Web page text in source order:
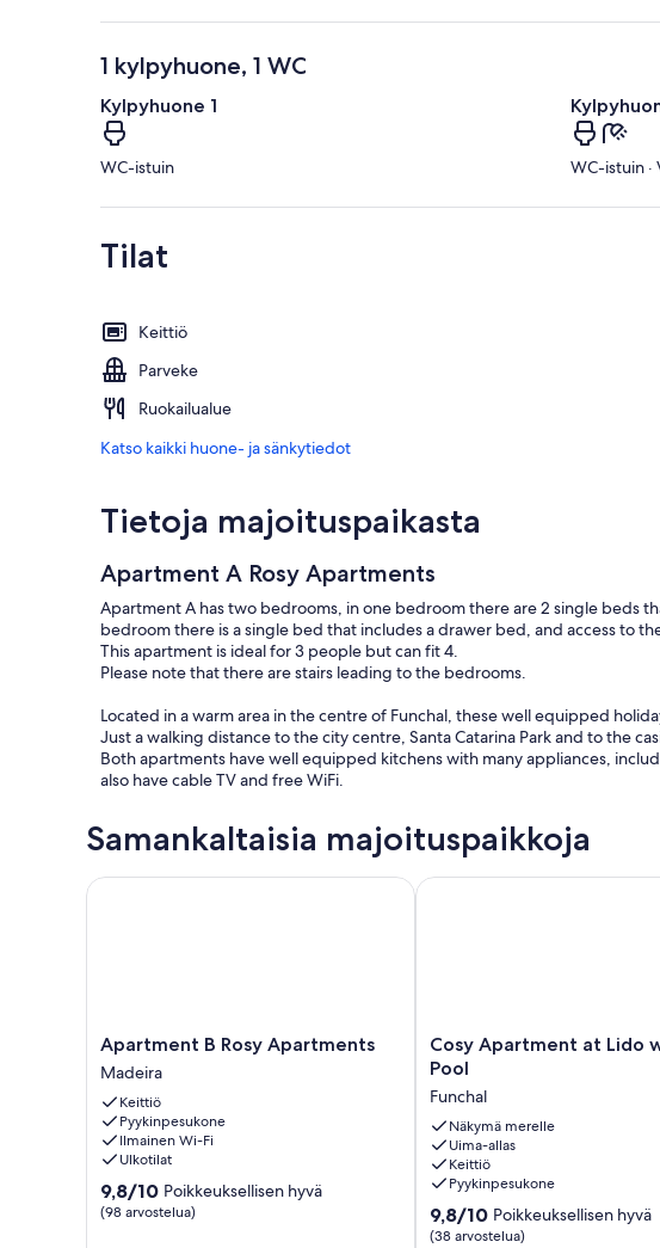
1 kylpyhuone, 1 WC
Kylpyhuone 1
WC-istuin WC-istuin ·
Tilat
Keittiö
Parveke
Ruokailualue
Katso kaikki huone- ja sänkytiedot
Tietoja majoituspaikasta
Apartment A Rosy Apartments
Apartment A has two bedrooms, in one bedroom there are 2 single beds
bedroom there is a single bed that includes a drawer bed, and access to
This apartment is ideal for 3 people but can fit 4.
Please note that there are stairs leading to the bedrooms.
Located in a warm area in the centre of Funchal, these well equipped
Just a walking distance to the city centre, Santa Catarina Park and to the
Both apartments have well equipped kitchens with many appliances,
also have cable TV and free WiFi.
Samankaltaisia majoituspaikkoja
Apartment
B
Rosy
Apartments
Madeira
Apartment B Rosy Apartments
Madeira
Keittiö
Pyykinpesukone
Ilmainen Wi-Fi
Ulkotilat
9.8
kautta
9,8/10 Poikkeuksellisen hyvä
(98 arvostelua)
Apartment B Rosy Apartments
Cosy
Apartment
Lido
with
Pool
Funchal
Cosy Apartment at Lido with
Pool
Funchal
Näkymä merelle
Uima-allas
Keittiö
Pyykinpesukone
9.8
kautta
9,8/10 Poikkeuksellisen hyvä
(38 arvostelua)
Cosy Apartment at Lido with